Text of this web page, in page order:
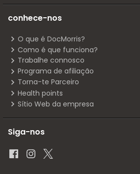
conhece-nos
O que é DocMorris?
Como é que funciona?
Trabalhe connosco
Programa de afiliação
Torna-te Parceiro
Health points
Sítio Web da empresa
Siga-nos